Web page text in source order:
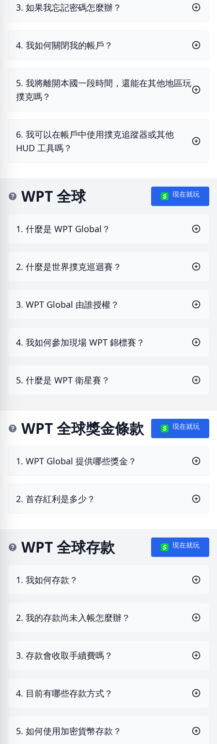
3. 如果我忘記密碼怎麼辦？
4. 我如何關閉我的帳戶？
5. 我將離開本國一段時間，還能在其他地區玩
撲克嗎？
6. 我可以在帳戶中使用撲克追蹤器或其他
HUD 工具嗎？
WPT 全球 現在就玩
1. 什麼是 WPT Global？
2. 什麼是世界撲克巡迴賽？
3. WPT Global 由誰授權？
4. 我如何參加現場 WPT 錦標賽？
5. 什麼是 WPT 衛星賽？
WPT 全球獎金條款 現在就玩
1. WPT Global 提供哪些獎金？
2. 首存紅利是多少？
WPT 全球存款 現在就玩
1. 我如何存款？
2. 我的存款尚未入帳怎麼辦？
3. 存款會收取手續費嗎？
4. 目前有哪些存款方式？
5. 如何使用加密貨幣存款？